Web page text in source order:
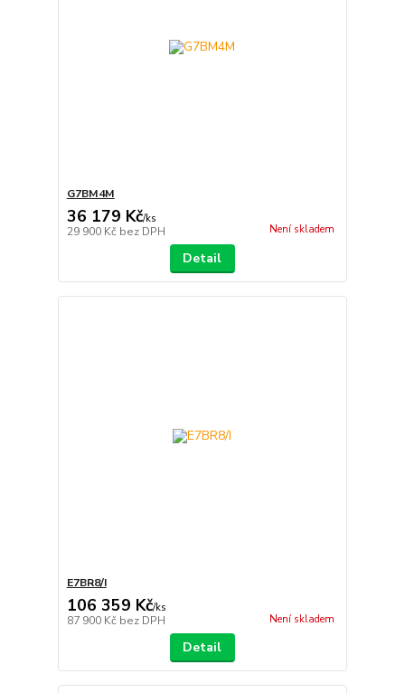
G7BM4M
36 179 Kč/ks
29 900 Kč bez DPH Není skladem
Detail
E7BR8/I
106 359 Kč/ks
87 900 Kč bez DPH Není skladem
Detail